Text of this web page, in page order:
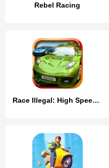
Rebel Racing
Race Illegal: High Speed 3D